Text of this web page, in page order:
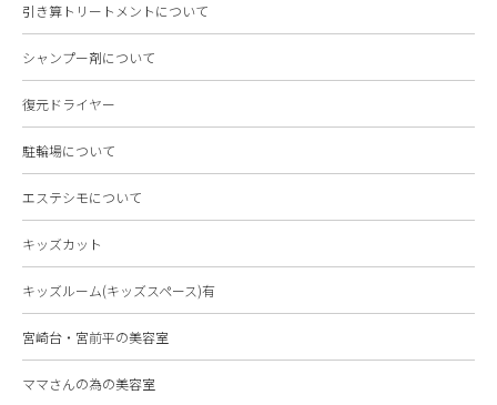
引き算トリートメントについて
シャンプー剤について
復元ドライヤー
駐輪場について
エステシモについて
キッズカット
キッズルーム(キッズスペース)有
宮崎台・宮前平の美容室
ママさんの為の美容室